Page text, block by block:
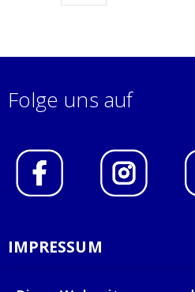
Folge uns auf
IMPRESSUM